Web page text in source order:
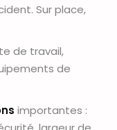
Sur place,
de travail,
de
importantes :